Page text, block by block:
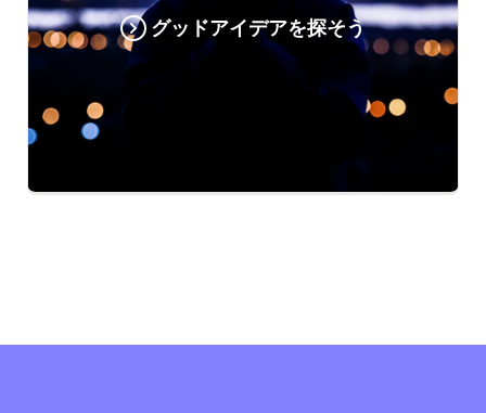
グッドアイデアを探そう